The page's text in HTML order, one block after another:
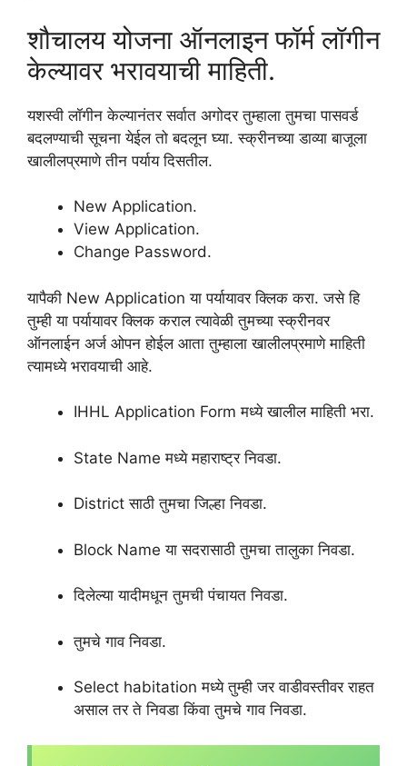
शौचालय योजना ऑनलाइन फॉर्म लॉगीन
केल्यावर भरावयाची माहिती.
यशस्वी लॉगीन केल्यानंतर सर्वात अगोदर तुम्हाला तुमचा पासवर्ड
बदलण्याची सूचना येईल तो बदलून घ्या. स्क्रीनच्या डाव्या बाजूला
खालीलप्रमाणे तीन पर्याय दिसतील.
New Application.
View Application.
Change Password.
यापैकी New Application या पर्यायावर क्लिक करा. जसे हि
तुम्ही या पर्यायावर क्लिक कराल त्यावेळी तुमच्या स्क्रीनवर
ऑनलाईन अर्ज ओपन होईल आता तुम्हाला खालीलप्रमाणे माहिती
त्यामध्ये भरावयाची आहे.
IHHL Application Form मध्ये खालील माहिती भरा.
State Name मध्ये महाराष्ट्र निवडा.
District साठी तुमचा जिल्हा निवडा.
Block Name या सदरासाठी तुमचा तालुका निवडा.
दिलेल्या यादीमधून तुमची पंचायत निवडा.
तुमचे गाव निवडा.
Select habitation मध्ये तुम्ही जर वाडीवस्तीवर राहत
असाल तर ते निवडा किंवा तुमचे गाव निवडा.